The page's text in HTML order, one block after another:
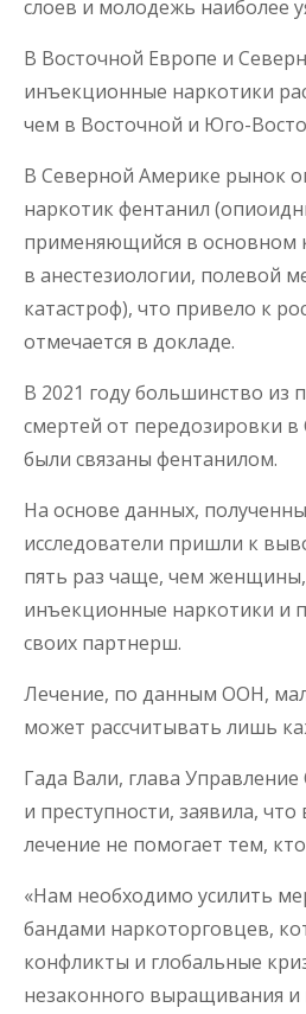
слоев и молодежь наиболее
В Восточной Европе и
инъекционные наркотики
чем в Восточной и Юго-
В Северной Америке рынок
наркотик фентанил
применяющийся в основном
в анестезиологии, полевой
катастроф), что привело к
отмечается в докладе.
В 2021 году большинство из
смертей от передозировки
были связаны фентанилом.
На основе данных,
исследователи пришли к
пять раз чаще, чем
инъекционные наркотики и
своих партнерш.
Лечение, по данным ООН,
может рассчитывать лишь
Гада Вали, глава
и преступности, заявила, что
лечение не помогает тем,
«Нам необходимо усилить
бандами наркоторговцев,
конфликты и глобальные
незаконного выращивания и